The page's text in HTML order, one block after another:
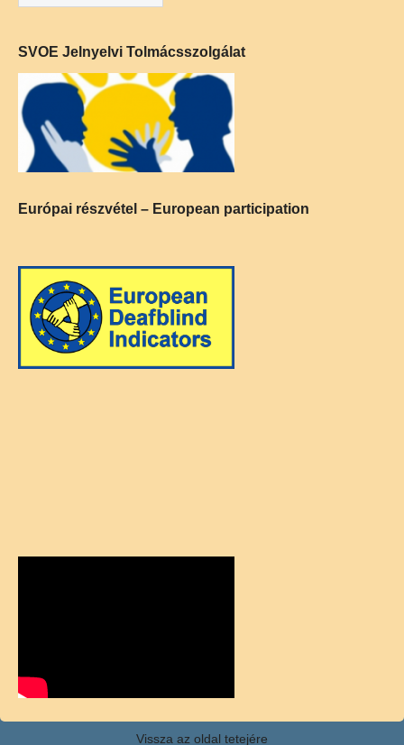
SVOE Jelnyelvi Tolmácsszolgálat
Európai részvétel – European participation
Vissza az oldal tetejére